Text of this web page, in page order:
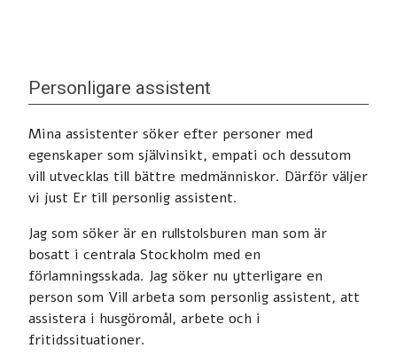
Personligare assistent
Mina assistenter söker efter personer med
egenskaper som självinsikt, empati och dessutom
vill utvecklas till bättre medmänniskor. Därför väljer
vi just Er till personlig assistent.
Jag som söker är en rullstolsburen man som är
bosatt i centrala Stockholm med en
förlamningsskada. Jag söker nu ytterligare en
person som Vill arbeta som personlig assistent, att
assistera i husgöromål, arbete och i
fritidssituationer.